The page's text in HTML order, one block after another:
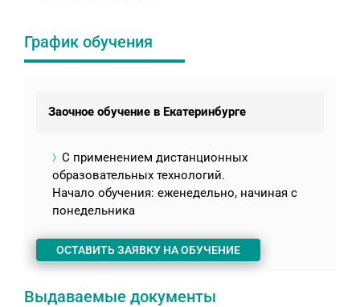
График обучения
Заочное обучение в Екатеринбурге
С применением дистанционных
образовательных технологий.
Начало обучения: еженедельно, начиная с
понедельника
ОСТАВИТЬ ЗАЯВКУ НА ОБУЧЕНИЕ
Выдаваемые документы